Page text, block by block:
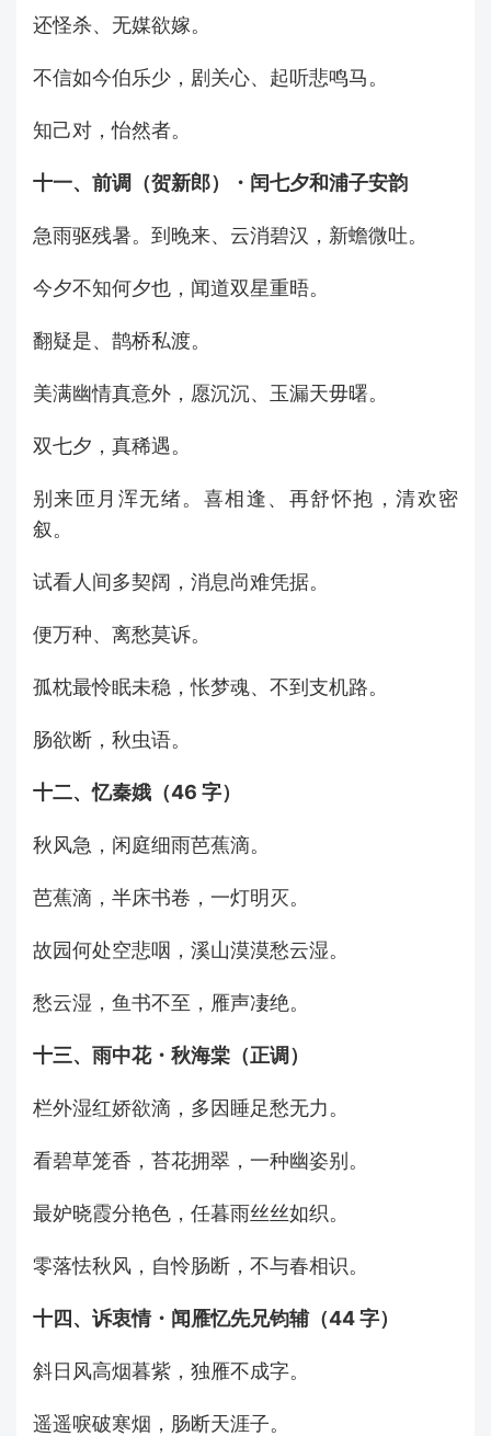
还怪杀、无媒欲嫁。
不信如今伯乐少，剧关心、起听悲鸣马。
知己对，怡然者。
十一、前调（贺新郎）・闰七夕和浦子安韵
急雨驱残暑。到晚来、云消碧汉，新蟾微吐。
今夕不知何夕也，闻道双星重晤。
翻疑是、鹊桥私渡。
美满幽情真意外，愿沉沉、玉漏天毋曙。
双七夕，真稀遇。
别来匝月浑无绪。喜相逢、再舒怀抱，清欢密
叙。
试看人间多契阔，消息尚难凭据。
便万种、离愁莫诉。
孤枕最怜眠未稳，怅梦魂、不到支机路。
肠欲断，秋虫语。
十二、忆秦娥（46 字）
秋风急，闲庭细雨芭蕉滴。
芭蕉滴，半床书卷，一灯明灭。
故园何处空悲咽，溪山漠漠愁云湿。
愁云湿，鱼书不至，雁声凄绝。
十三、雨中花・秋海棠（正调）
栏外湿红娇欲滴，多因睡足愁无力。
看碧草笼香，苔花拥翠，一种幽姿别。
最妒晓霞分艳色，任暮雨丝丝如织。
零落怯秋风，自怜肠断，不与春相识。
十四、诉衷情・闻雁忆先兄钧辅（44 字）
斜日风高烟暮紫，独雁不成字。
遥遥唳破寒烟，肠断天涯子。